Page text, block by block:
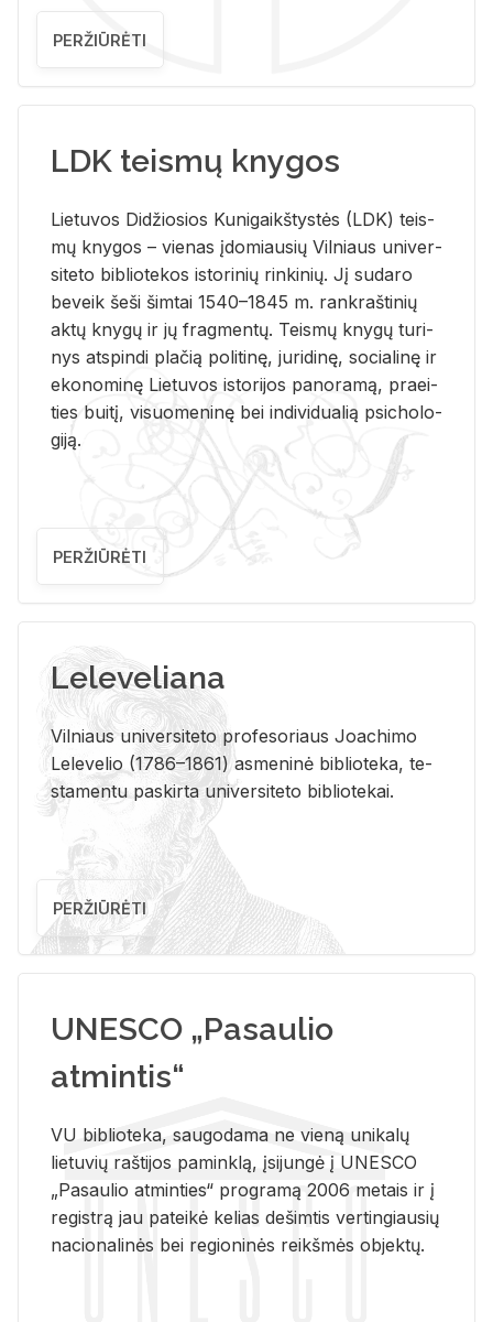
PERŽIŪRĖTI
LDK teismų knygos
Lie­tu­vos Di­džio­sios Ku­ni­gaikš­tys­tės (LDK) teis­
mų kny­gos – vie­nas įdo­miau­sių Vil­niaus uni­ver­
si­te­to bi­b­lio­te­kos is­to­ri­nių rin­ki­nių. Jį su­da­ro
be­veik šeši šim­tai 1540–1845 m. rank­raš­ti­nių
aktų kny­gų ir jų frag­men­tų. Teis­mų kny­gų tu­ri­
nys at­spin­di pla­čią po­li­ti­nę, ju­ri­di­nę, so­cia­li­nę ir
eko­no­mi­nę Lie­tu­vos is­to­ri­jos pa­no­ra­mą, pra­ei­
ties bui­tį, vi­suo­me­ni­nę bei in­di­vi­dua­lią psi­cho­lo­
gi­ją.
PERŽIŪRĖTI
Leleveliana
Vil­niaus uni­ver­si­te­to pro­fe­so­riaus Jo­a­chi­mo
Le­le­ve­lio (1786–1861) as­me­ni­nė bi­b­lio­te­ka, te­
sta­men­tu pa­skir­ta uni­ver­si­te­to bi­b­lio­te­kai.
PERŽIŪRĖTI
UNESCO „Pasaulio
atmintis“
VU biblioteka, saugodama ne vieną unikalų
lietuvių raštijos paminklą, įsijungė į UNESCO
„Pasaulio atminties“ programą 2006 metais ir į
registrą jau pateikė kelias dešimtis vertingiausių
nacionalinės bei regioninės reikšmės objektų.